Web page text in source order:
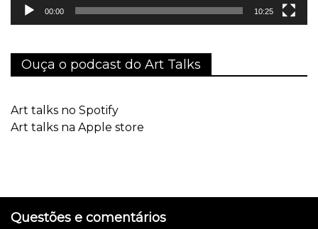
00:00 10:25
Ouça o podcast do Art Talks
Art talks no Spotify
Art talks na Apple store
Questões e comentários